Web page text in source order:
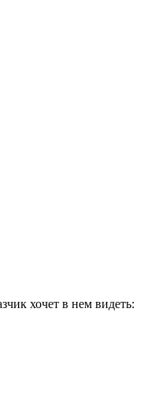
хочет в нем видеть: